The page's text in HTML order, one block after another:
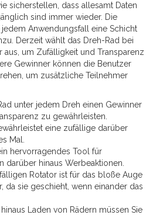
sicherstellen, dass allesamt Daten
sind immer wieder. Die
Anwendungsfall eine Schicht
Derzeit wählt das Dreh-Rad bei
aus, um Zufälligkeit und Transparenz
Gewinner können die Benutzer
um zusätzliche Teilnehmer
unter jedem Dreh einen Gewinner
zu gewährleisten.
eine zufällige darüber
Mal.
hervorragendes Tool für
darüber hinaus Werbeaktionen.
Rotator ist für das bloße Auge
da sie geschieht, wenn einander das
Laden von Rädern müssen Sie